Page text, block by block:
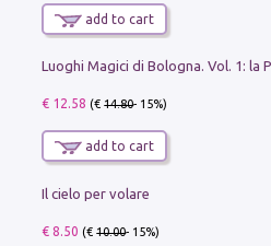
add to cart
€ 12.58 (€14.80- 15%)
add to cart
Il cielo per volare
€ 8.50 (€10.00- 15%)